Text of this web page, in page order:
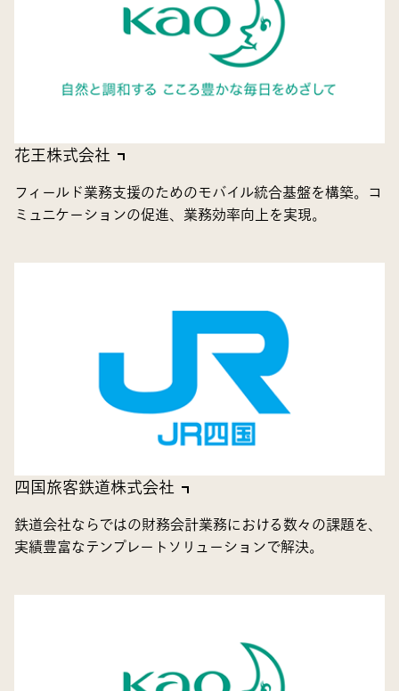
花王株式会社
フィールド業務支援のためのモバイル統合基盤を構築。コ
ミュニケーションの促進、業務効率向上を実現。
四国旅客鉄道株式会社
鉄道会社ならではの財務会計業務における数々の課題を、
実績豊富なテンプレートソリューションで解決。